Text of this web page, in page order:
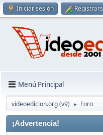
Iniciar sesión
Menú Principal
videoedicion.org (v9) ► Foro
¡Advertencia!